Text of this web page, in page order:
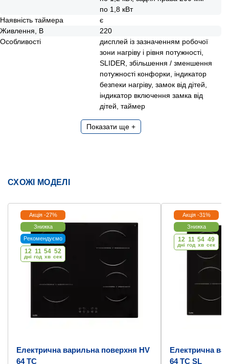
по 1,8 кВт
Наявність таймера
є
Живлення, В
220
Особливості
дисплей із зазначенням робочої
зони нагріву і рівня потужності,
SLIDER, збільшення / зменшення
потужності конфорки, індикатор
безпеки нагріву, замок від дітей,
індикатор включення замка від
дітей, таймер
Показати ще +
СХОЖІ МОДЕЛІ
Акція -27%
Знижка
Рекомендуємо
12
дні
11
год
54
хв
51
cек
Електрична варильна поверхня HV
64 TC
Акція -31%
Знижка
12
дні
11
год
54
хв
48
cек
Електрична
64 TC SL